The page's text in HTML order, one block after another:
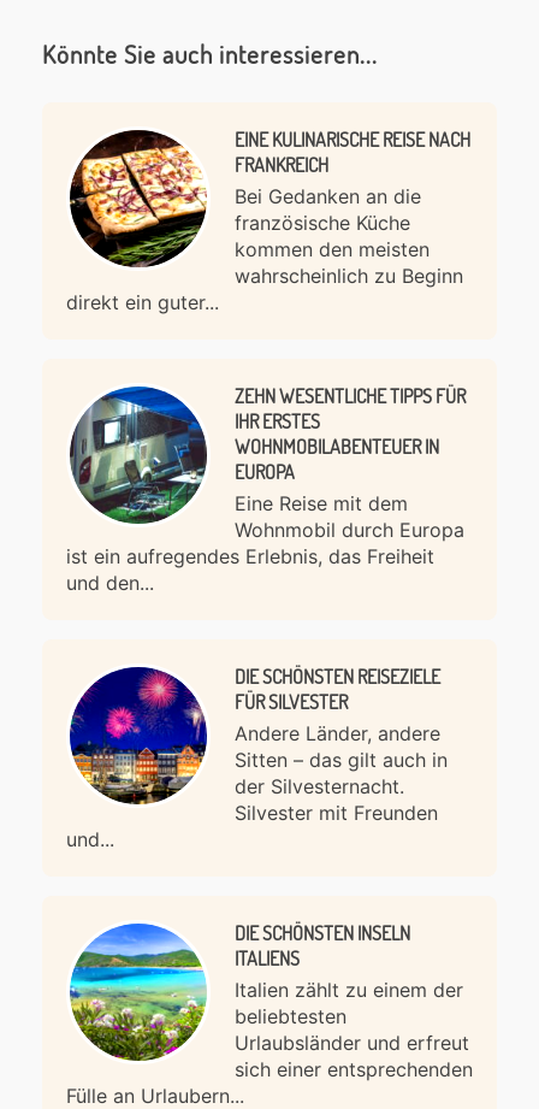
Könnte Sie auch interessieren...
EINE KULINARISCHE REISE NACH
FRANKREICH
Bei Gedanken an die
französische Küche
kommen den meisten
wahrscheinlich zu Beginn
direkt ein guter...
ZEHN WESENTLICHE TIPPS FÜR
IHR ERSTES
WOHNMOBILABENTEUER IN
EUROPA
Eine Reise mit dem
Wohnmobil durch Europa
ist ein aufregendes Erlebnis, das Freiheit
und den...
DIE SCHÖNSTEN REISEZIELE
FÜR SILVESTER
Andere Länder, andere
Sitten – das gilt auch in
der Silvesternacht.
Silvester mit Freunden
und...
DIE SCHÖNSTEN INSELN
ITALIENS
Italien zählt zu einem der
beliebtesten
Urlaubsländer und erfreut
sich einer entsprechenden
Fülle an Urlaubern...